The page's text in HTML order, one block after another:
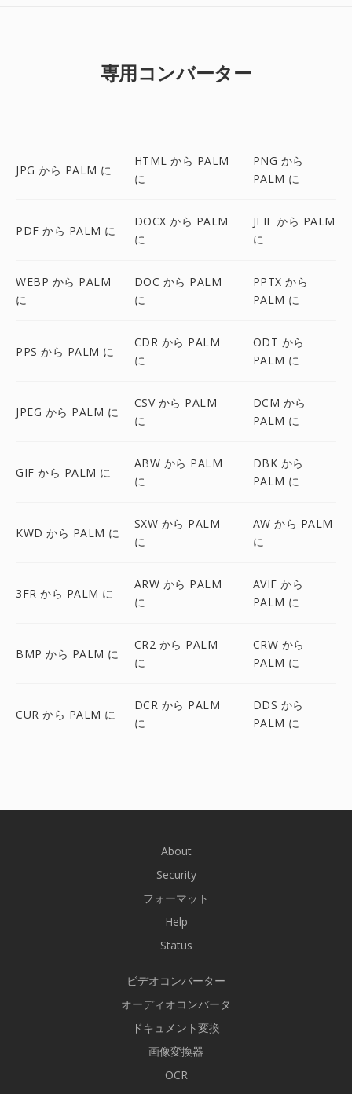
専用コンバーター
JPG から PALM に
HTML から PALM
に
PNG から
PALM に
PDF から PALM に
DOCX から PALM
に
JFIF から PALM
に
WEBP から PALM
に
DOC から PALM
に
PPTX から
PALM に
PPS から PALM に
CDR から PALM
に
ODT から
PALM に
JPEG から PALM に
CSV から PALM
に
DCM から
PALM に
GIF から PALM に
ABW から PALM
に
DBK から
PALM に
KWD から PALM に
SXW から PALM
に
AW から PALM
に
3FR から PALM に
ARW から PALM
に
AVIF から
PALM に
BMP から PALM に
CR2 から PALM
に
CRW から
PALM に
CUR から PALM に
DCR から PALM
に
DDS から
PALM に
About
Security
フォーマット
Help
Status
ビデオコンバーター
オーディオコンバータ
ドキュメント変換
画像変換器
OCR